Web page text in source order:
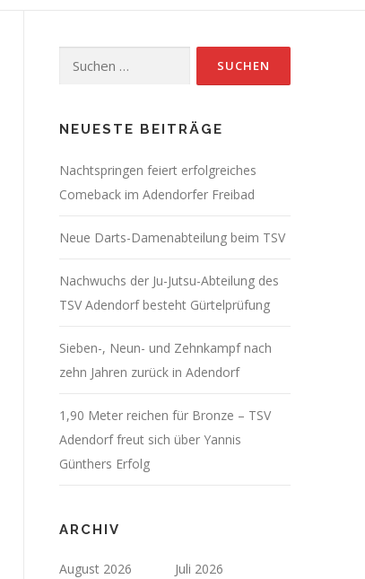
Suchen
NEUESTE BEITRÄGE
Nachtspringen feiert erfolgreiches
Comeback im Adendorfer Freibad
Neue Darts-Damenabteilung beim TSV
Nachwuchs der Ju-Jutsu-Abteilung des
TSV Adendorf besteht Gürtelprüfung
Sieben-, Neun- und Zehnkampf nach
zehn Jahren zurück in Adendorf
1,90 Meter reichen für Bronze – TSV
Adendorf freut sich über Yannis
Günthers Erfolg
ARCHIV
August 2026
Juli 2026